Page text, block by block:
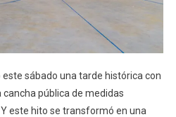
sábado una tarde histórica con
pública de medidas
este hito se transformó en una